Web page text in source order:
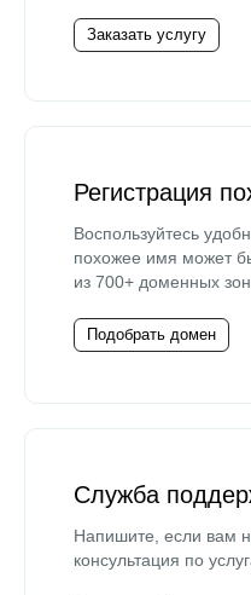
Заказать услугу
Регистрация
Воспользуйтесь
похожее имя может
из 700+ доменных зон.
Подобрать домен
Служба
Напишите, если вам
консультация по